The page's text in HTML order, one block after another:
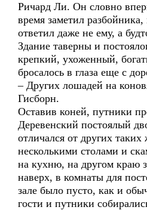
Ричард Ли. Он словно
время заметил
ответил даже не ему, а
Здание таверны и
крепкий, ухоженный,
бросалось в глаза еще с
– Других лошадей на
Гисборн.
Оставив коней, путники
Деревенский постоялый
отличался от других таких
несколькими столами и
на кухню, на другом краю
наверх, в комнаты для
зале было пусто, как и
гости и путники